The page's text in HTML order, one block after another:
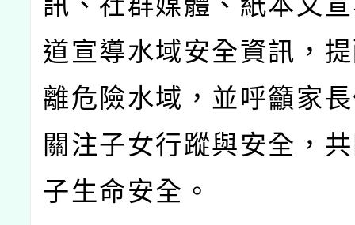
道宣導水域安全資訊，
離危險水域，並呼籲家
關注子女行蹤與安全，
子生命安全。